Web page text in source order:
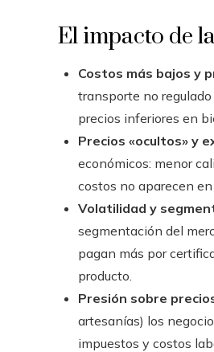
El impacto de
Costos más bajos y
transporte no
precios inferiores en
Precios «ocultos» y
económicos: menor
costos no aparecen
Volatilidad y
segmentación del
pagan más por
producto.
Presión sobre
artesanías) los
impuestos y costos